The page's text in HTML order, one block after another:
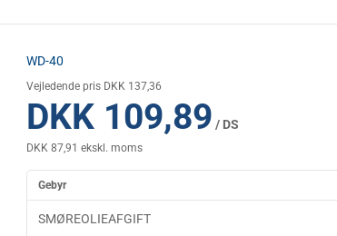
WD-40
Vejledende pris DKK 137,36
DKK 109,89 / DS
DKK 87,91 ekskl. moms
Gebyr
SMØREOLIEAFGIFT